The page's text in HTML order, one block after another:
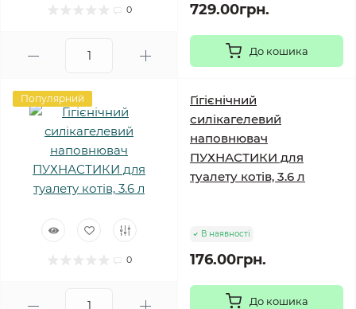
0 729.00грн.
До кошика
Популярний
0
Гігієнічний
силікагелевий
наповнювач
ПУХНАСТИКИ для
туалету котів, 3.6 л
В наявності
176.00грн.
До кошика